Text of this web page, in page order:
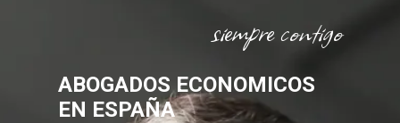
siempre contigo
ABOGADOS ECONOMICOS
EN ESPAÑA